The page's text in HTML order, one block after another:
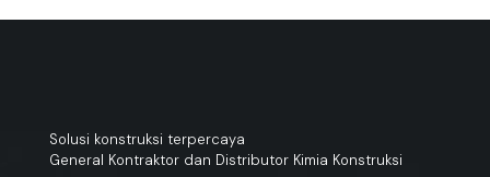
Solusi konstruksi terpercaya
General Kontraktor dan Distributor Kimia Konstruksi